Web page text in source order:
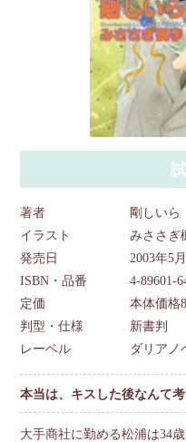
著者
剛しいら
イラスト
みささぎ
発売日
2003年5月
ISBN・品番
4-89601-
定価
本体価格
判型・仕様
新書判
レーベル
ダリアノ
本当は、キスした後なんて
大手商社に勤める松浦は34